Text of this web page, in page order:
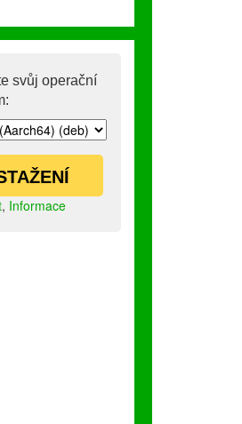
svůj operační
, Informace